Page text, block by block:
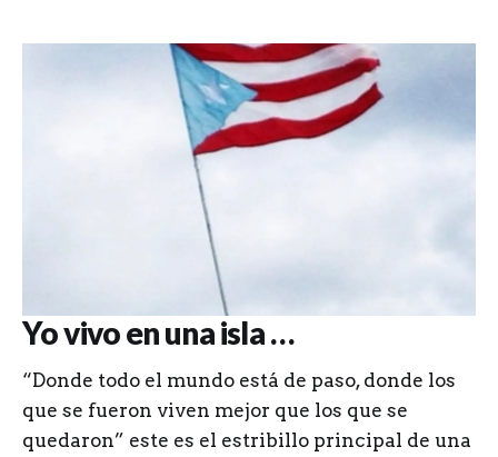
Yo vivo en una isla …
“Donde todo el mundo está de paso, donde los
que se fueron viven mejor que los que se
quedaron” este es el estribillo principal de una